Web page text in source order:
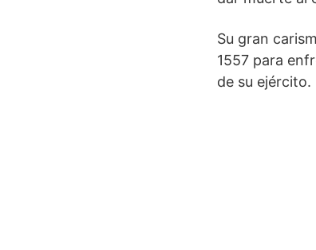
Su gran
1557 para
de su ejército.